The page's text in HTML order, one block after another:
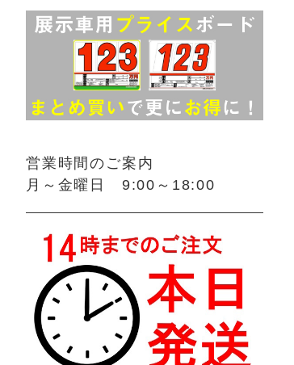
営業時間のご案内
月～金曜日 9:00～18:00